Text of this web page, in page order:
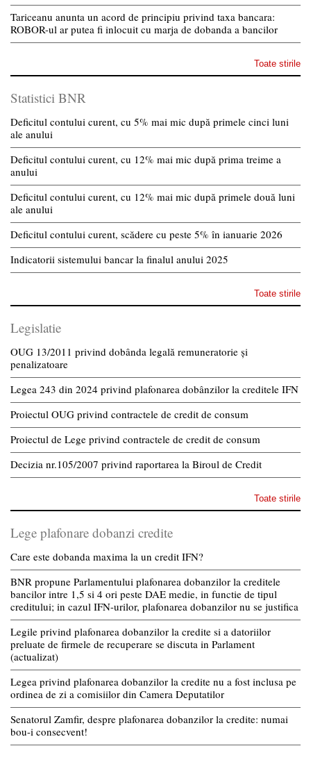
Tariceanu anunta un acord de principiu privind taxa bancara:
ROBOR-ul ar putea fi inlocuit cu marja de dobanda a bancilor
Toate stirile
Statistici BNR
Deficitul contului curent, cu 5% mai mic după primele cinci luni
ale anului
Deficitul contului curent, cu 12% mai mic după prima treime a
anului
Deficitul contului curent, cu 12% mai mic după primele două luni
ale anului
Deficitul contului curent, scădere cu peste 5% în ianuarie 2026
Indicatorii sistemului bancar la finalul anului 2025
Toate stirile
Legislatie
OUG 13/2011 privind dobânda legală remuneratorie și
penalizatoare
Legea 243 din 2024 privind plafonarea dobânzilor la creditele IFN
Proiectul OUG privind contractele de credit de consum
Proiectul de Lege privind contractele de credit de consum
Decizia nr.105/2007 privind raportarea la Biroul de Credit
Toate stirile
Lege plafonare dobanzi credite
Care este dobanda maxima la un credit IFN?
BNR propune Parlamentului plafonarea dobanzilor la creditele
bancilor intre 1,5 si 4 ori peste DAE medie, in functie de tipul
creditului; in cazul IFN-urilor, plafonarea dobanzilor nu se justifica
Legile privind plafonarea dobanzilor la credite si a datoriilor
preluate de firmele de recuperare se discuta in Parlament
(actualizat)
Legea privind plafonarea dobanzilor la credite nu a fost inclusa pe
ordinea de zi a comisiilor din Camera Deputatilor
Senatorul Zamfir, despre plafonarea dobanzilor la credite: numai
bou-i consecvent!